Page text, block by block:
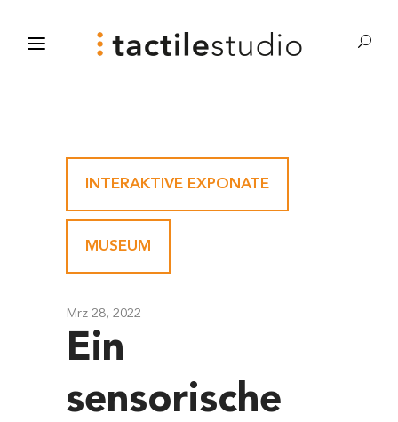
INTERAKTIVE EXPONATE
MUSEUM
Mrz 28, 2022
Ein
sensorische